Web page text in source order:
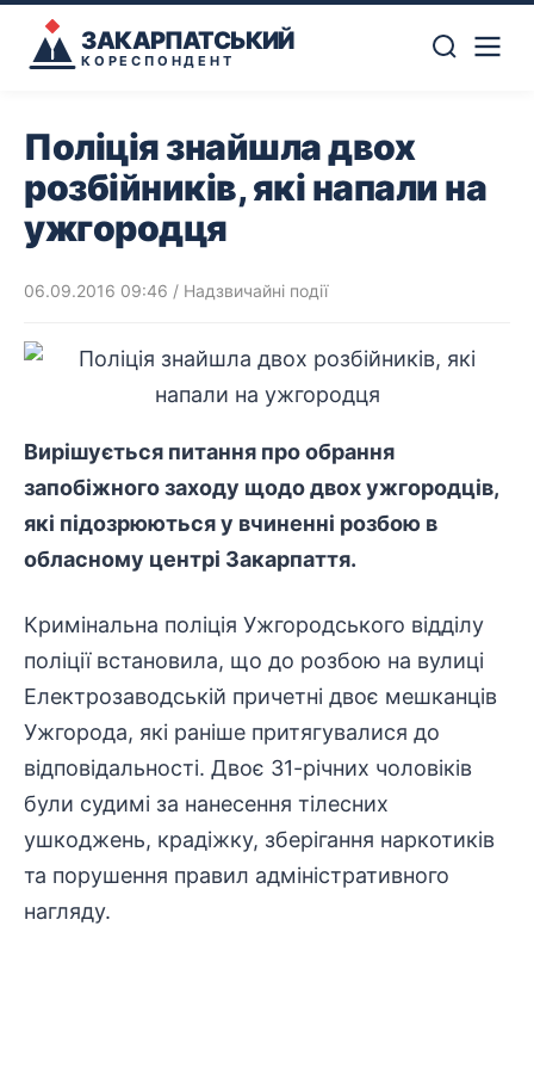
ЗАКАРПАТСЬКИЙ
КОРЕСПОНДЕНТ
Поліція знайшла двох
розбійників, які напали на
ужгородця
06.09.2016 09:46 / Надзвичайні події
Вирішується питання про обрання
запобіжного заходу щодо двох ужгородців,
які підозрюються у вчиненні розбою в
обласному центрі Закарпаття.
Кримінальна поліція Ужгородського відділу
поліції встановила, що до розбою на вулиці
Електрозаводській причетні двоє мешканців
Ужгорода, які раніше притягувалися до
відповідальності. Двоє 31-річних чоловіків
були судимі за нанесення тілесних
ушкоджень, крадіжку, зберігання наркотиків
та порушення правил адміністративного
нагляду.